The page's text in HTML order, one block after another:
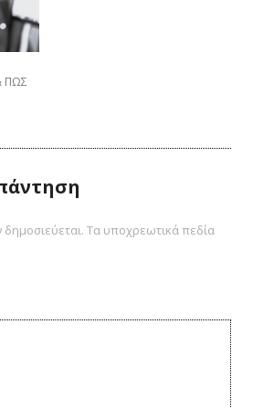
ΠΩΣ
Τα υποχρεωτικά πεδία